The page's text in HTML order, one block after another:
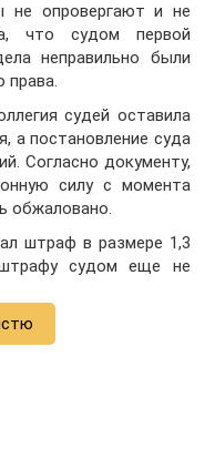
не опровергают и не
что судом первой
неправильно были
права.
судей оставила
а постановление суда
Согласно документу,
силу с момента
обжаловано.
штраф в размере 1,3
судом еще не